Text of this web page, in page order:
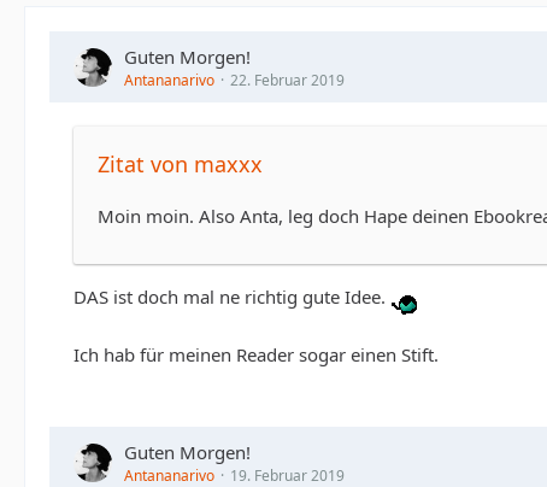
Guten Morgen!
Antananarivo 22. Februar 2019
Zitat von maxxx
Moin moin. Also Anta, leg doch Hape deinen
DAS ist doch mal ne richtig gute Idee.
Ich hab für meinen Reader sogar einen Stift.
Guten Morgen!
Antananarivo 19. Februar 2019